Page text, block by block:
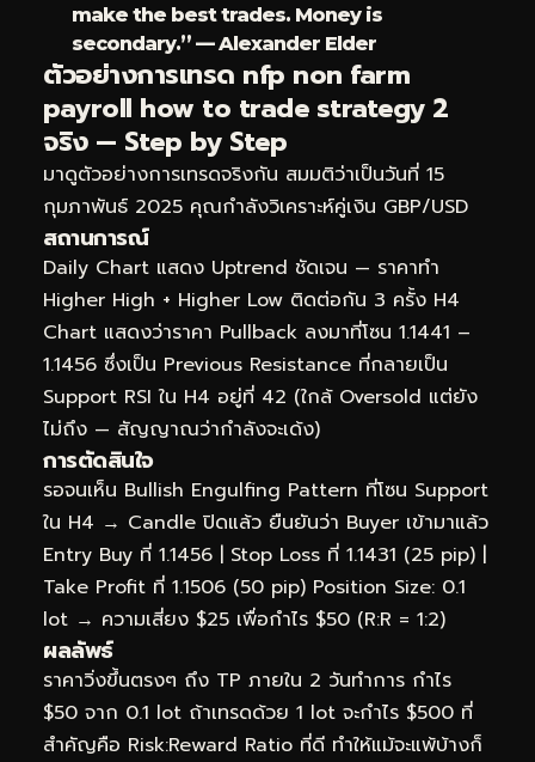
make the best trades. Money is
secondary.” — Alexander Elder
ตัวอย่างการเทรด nfp non farm
payroll how to trade strategy 2
จริง — Step by Step
มาดูตัวอย่างการเทรดจริงกัน สมมติว่าเป็นวันที่ 15
กุมภาพันธ์ 2025 คุณกำลังวิเคราะห์คู่เงิน GBP/USD
สถานการณ์
Daily Chart แสดง Uptrend ชัดเจน — ราคาทำ
Higher High + Higher Low ติดต่อกัน 3 ครั้ง H4
Chart แสดงว่าราคา Pullback ลงมาที่โซน 1.1441 –
1.1456 ซึ่งเป็น Previous Resistance ที่กลายเป็น
Support RSI ใน H4 อยู่ที่ 42 (ใกล้ Oversold แต่ยัง
ไม่ถึง — สัญญาณว่ากำลังจะเด้ง)
การตัดสินใจ
รอจนเห็น Bullish Engulfing Pattern ที่โซน Support
ใน H4 → Candle ปิดแล้ว ยืนยันว่า Buyer เข้ามาแล้ว
Entry Buy ที่ 1.1456 | Stop Loss ที่ 1.1431 (25 pip) |
Take Profit ที่ 1.1506 (50 pip) Position Size: 0.1
lot → ความเสี่ยง $25 เพื่อกำไร $50 (R:R = 1:2)
ผลลัพธ์
ราคาวิ่งขึ้นตรงๆ ถึง TP ภายใน 2 วันทำการ กำไร
$50 จาก 0.1 lot ถ้าเทรดด้วย 1 lot จะกำไร $500 ที่
สำคัญคือ Risk:Reward Ratio ที่ดี ทำให้แม้จะแพ้บ้างก็